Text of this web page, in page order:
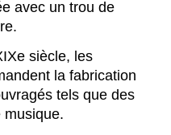
avec un trou de
siècle, les
la fabrication
tels que des
musique.